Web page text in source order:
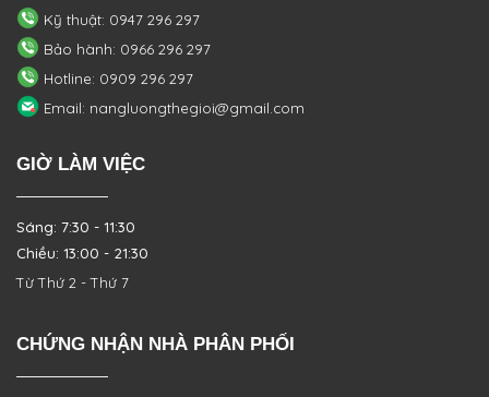
Kỹ thuật: 0947 296 297
Bảo hành: 0966 296 297
Hotline: 0909 296 297
Email: nangluongthegioi@gmail.com
GIỜ LÀM VIỆC
Sáng: 7:30 - 11:30
Chiều: 13:00 - 21:30
Từ Thứ 2 - Thứ 7
CHỨNG NHẬN NHÀ PHÂN PHỐI